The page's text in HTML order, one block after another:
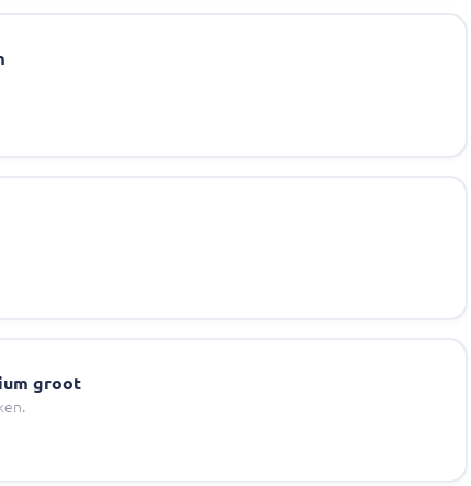
groot